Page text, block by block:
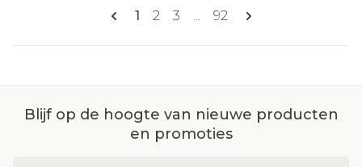
Pagina's
U lees momenteel pagina
1 Pagina
2 Pagina
3 ... Pagina
92
Blijf op de hoogte van nieuwe producten
en promoties